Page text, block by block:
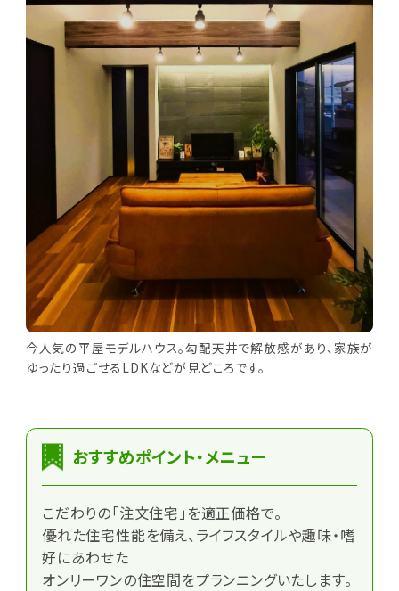
今人気の平屋モデルハウス。勾配天井で解放感があり、家族が
ゆったり過ごせるLDKなどが見どころです。
おすすめポイント・メニュー
こだわりの「注文住宅」を適正価格で。
優れた住宅性能を備え、ライフスタイルや趣味・嗜
好にあわせた
オンリーワンの住空間をプランニングいたします。